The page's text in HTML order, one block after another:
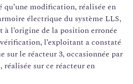
modification, réalisée en
électrique du système LLS,
l’origine de la position erronée
l’exploitant a constaté
sur le réacteur 3, occasionnée par
sur ce réacteur en